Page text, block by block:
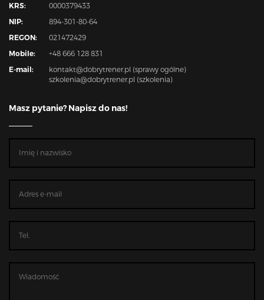
KRS:
0000379433
NIP:
894-301-80-64
REGON:
021472429
Mobile:
+48 666 128 831
E-mail:
kontakt@dobrytrener.pl (sprawy ogólne)
szkolenia@dobrytrener.pl (szkolenia)
Masz pytanie? Napisz do nas!